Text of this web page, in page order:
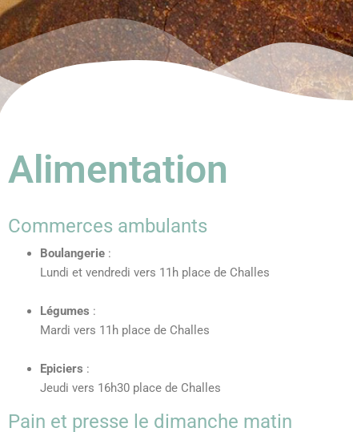
Alimentation
Commerces ambulants
Boulangerie :
Lundi et vendredi vers 11h place de Challes
Légumes :
Mardi vers 11h place de Challes
Epiciers :
Jeudi vers 16h30 place de Challes
Pain et presse le dimanche matin